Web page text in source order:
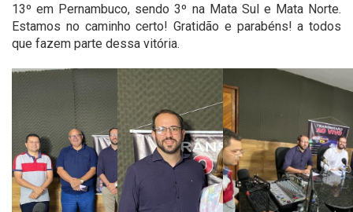
13º em Pernambuco, sendo 3º na Mata Sul e Mata Norte.
Estamos no caminho certo! Gratidão e parabéns! a todos
que fazem parte dessa vitória.